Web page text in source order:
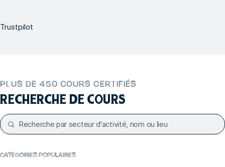
Trustpilot
PLUS DE 450 COURS CERTIFIÉS
RECHERCHE DE COURS
CATÉGORIES POPULAIRES